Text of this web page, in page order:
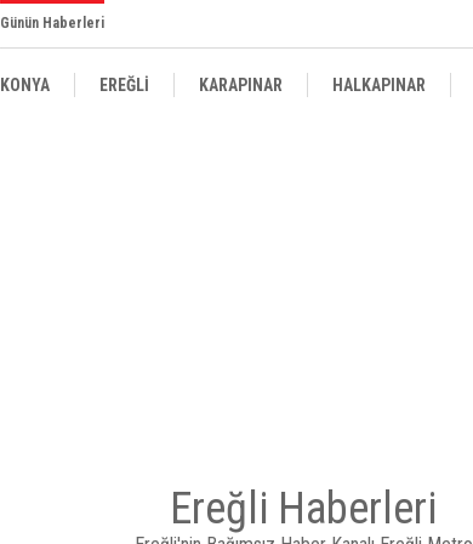
Günün Haberleri
KONYA EREĞLİ KARAPINAR HALKAPINAR
Ereğli Haberleri